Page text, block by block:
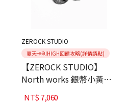
ZEROCK STUDIO
夏天卡利HIGH回饋攻略(詳情請點)
【ZEROCK STUDIO】
North works 銀幣小黃銅
笑臉_LOVE小牌 項鍊組
NT$7,060